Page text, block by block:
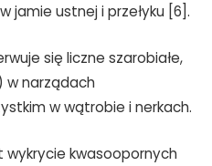
jamie ustnej i przełyku [6].
się liczne szarobiałe,
w narządach
w wątrobie i nerkach.
kwasoopornych